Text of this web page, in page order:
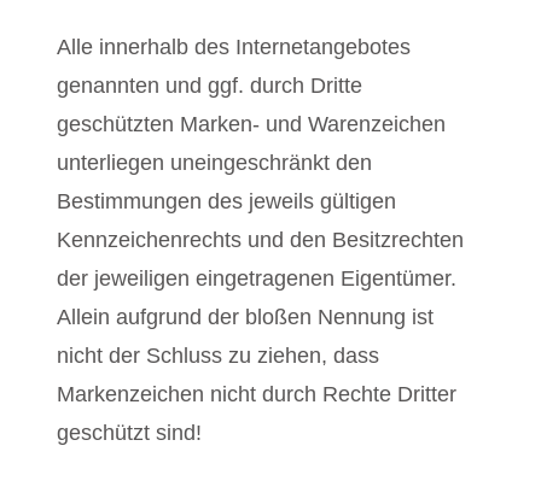
Alle innerhalb des Internetangebotes
genannten und ggf. durch Dritte
geschützten Marken- und Warenzeichen
unterliegen uneingeschränkt den
Bestimmungen des jeweils gültigen
Kennzeichenrechts und den Besitzrechten
der jeweiligen eingetragenen Eigentümer.
Allein aufgrund der bloßen Nennung ist
nicht der Schluss zu ziehen, dass
Markenzeichen nicht durch Rechte Dritter
geschützt sind!